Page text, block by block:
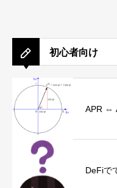
初心者向け
APR ⇔
DeFiで